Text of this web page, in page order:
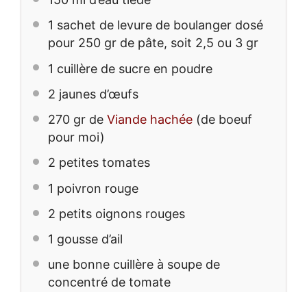
1 sachet de levure de boulanger dosé
pour 250 gr de pâte, soit 2,5 ou 3 gr
1 cuillère de sucre en poudre
2 jaunes d’œufs
270 gr de Viande hachée (de boeuf
pour moi)
2 petites tomates
1 poivron rouge
2 petits oignons rouges
1 gousse d’ail
une bonne cuillère à soupe de
concentré de tomate